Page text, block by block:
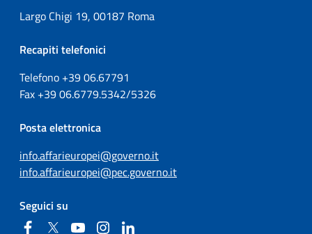
Largo Chigi 19, 00187 Roma
Recapiti telefonici
Telefono +3906.67791
Fax +3906.6779.5342/5326
Posta elettronica
info.affarieuropei@governo.it
info.affarieuropei@pec.governo.it
Seguici su
FacebookTwitter YouTubeInstagram